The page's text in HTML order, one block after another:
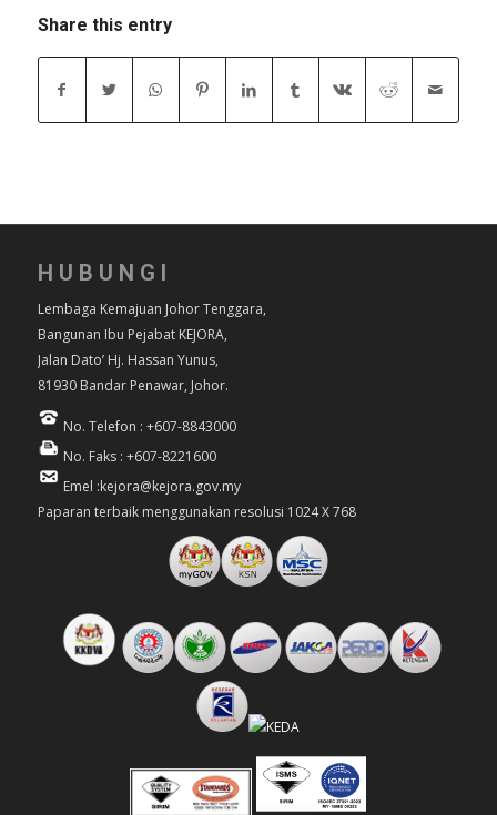
Share this entry
HUBUNGI
Lembaga Kemajuan Johor Tenggara,
Bangunan Ibu Pejabat KEJORA,
Jalan Dato’ Hj. Hassan Yunus,
81930 Bandar Penawar, Johor.
No. Telefon : +607-8843000
No. Faks : +607-8221600
Emel :kejora@kejora.gov.my
Paparan terbaik menggunakan resolusi 1024 X 768